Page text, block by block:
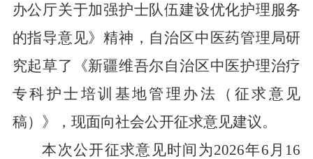
办公厅关于加强护士队伍建设优化护理服务
的指导意见》精神，自治区中医药管理局研
究起草了《新疆维吾尔自治区中医护理治疗
专科护士培训基地管理办法（征求意见
稿）》，现面向社会公开征求意见建议。
本次公开征求意见时间为‌2026年6 月 16